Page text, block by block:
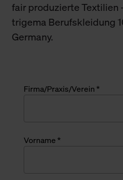
fair produzierte Textilien
trigema Berufskleidung
Germany.
Firma/Praxis/Verein *
Vorname *